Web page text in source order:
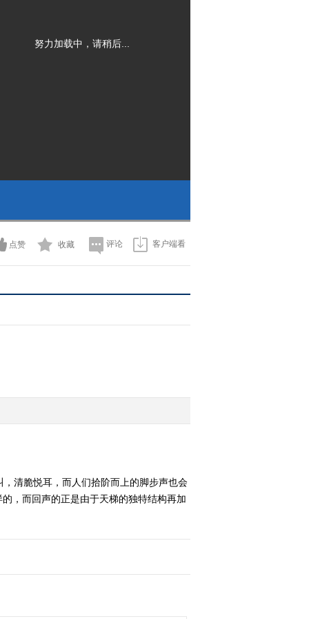
努力加载中，请稍后...
点赞 收藏 评论 客户端看
清脆悦耳，而人们拾阶而上的脚步声也会
，而回声的正是由于天梯的独特结构再加